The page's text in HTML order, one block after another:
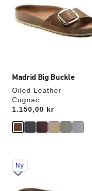
Madrid Big Buckle
Oiled Leather
Cognac
Price:
1.150,00 kr
opdatere
produktbilledet
Interaktion
med
prøvefarver
Ny